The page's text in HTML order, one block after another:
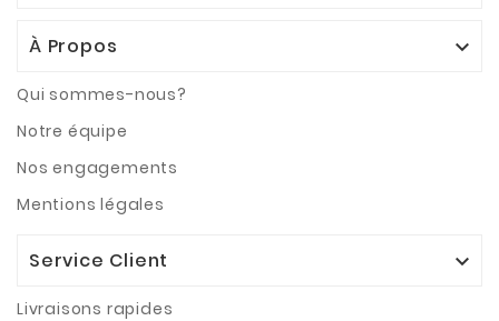
À Propos 
Qui sommes-nous?
Notre équipe
Nos engagements
Mentions légales
Service Client 
Livraisons rapides